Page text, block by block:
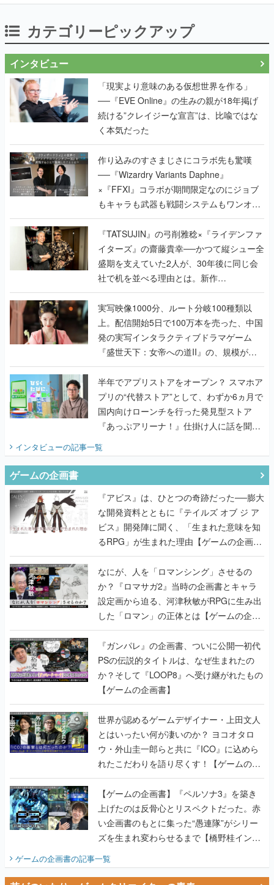
カテゴリーピックアップ
インタビュー
「現実より意味のある仮想世界を作る」
──『EVE Online』の生みの親が18年掲げ
続ける”クレイジーな宣言”は、比喩ではな
く本気だった
作り込みのすさまじさにコラボ先も驚嘆
──『Wizardry Variants Daphne』
×『FFXI』コラボが期間限定なのにジョブ
もキャラも武器も戦闘システムもワンオフ
で作り込まれた理由を両ディレクターに聞
く
『TATSUJIN』の弓削雅稔×『ライデンファ
イターズ』の齋藤貴幸──かつて縦シュー全
盛期を支えていた2人が、30年後に同じ会
社で机を並べる理由とは。新作
『TATSUJIN EXTREME』で初タッグを組
んだレジェンド2人に訊く開発秘話
実写映像1000分、ルート分岐100種類以
上。配信開始5日で100万本を売った、中国
発の実写インタラクティブドラマゲーム
『盛世天下：女帝への道II』の、規模が違
うこだわりをプロデューサーに聞いた
半年でアプリストアをオープン？ スマホア
プリの“代替ストア”として、わずか6ヵ月で
国内向けローンチを行った発見型ストア
『あっぷアリーナ！』仕掛け人に話を聞い
インタビューの記事一覧
ゲームの企画書
『アビス』は、ひとつの奇跡だった──膨大
な開発資料とともに『テイルズ オブ ジ ア
ビス』開発陣に聞く、「生まれた意味を知
るRPG」が生まれた理由【ゲームの企画
書】
なにが、人を「ロマンシング」させるの
か？『ロマサガ2』当時の企画書とキャラ
設定画から迫る、河津秋敏がRPGに生み出
した「ロマン」の正体とは【ゲームの企画
書】
『ガンパレ』の企画書、ついに公開━初代
PSの伝説的タイトルは、なぜ生まれたの
か？そして『LOOP8』へ受け継がれたもの
【ゲームの企画書】
世界が認めるゲームデザイナー・上田文人
とはいったい何が凄いのか？ ヨコオタロ
ウ・外山圭一郎らと共に『ICO』に込めら
れたこだわりを語り尽くす！【ゲームの企
画書】
【ゲームの企画書】『ペルソナ3』を築き
上げたのは反骨心とリスペクトだった。赤
い企画書のもとに集った“愚連隊”がシリー
ズを生まれ変わらせるまで【橋野桂インタ
ゲームの企画書の記事一覧